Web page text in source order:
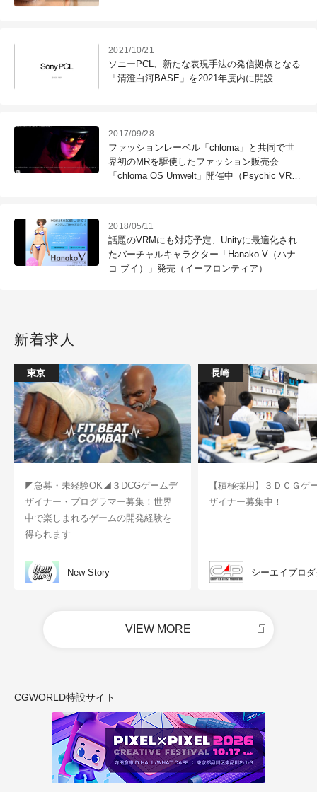
2021/10/21
ソニーPCL、新たな表現手法の発信拠点となる
「清澄白河BASE」を2021年度内に開設
2017/09/28
ファッションレーベル「chloma」と共同で世
界初のMRを駆使したファッション販売会
「chloma OS Umwelt」開催中（Psychic VR
2018/05/11
話題のVRMにも対応予定、Unityに最適化され
たバーチャルキャラクター「Hanako V（ハナ
コ ブイ）」発売（イーフロンティア）
新着求人
東京
◤急募・未経験OK◢３DCGゲームデ
ザイナー・プログラマー募集！世界
中で楽しまれるゲームの開発経験を
得られます
New Story
長崎
【積極採用】３ＤＣＧゲ
ザイナー募集中！
シーエイプロ
VIEW MORE
CGWORLD特設サイト